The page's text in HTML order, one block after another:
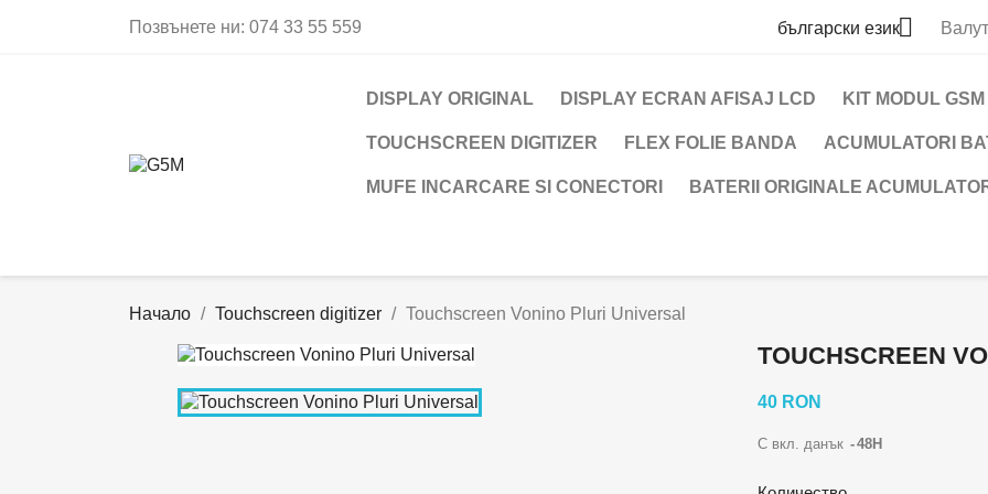
Позвънете ни: 074 33 55 559 български език
DISPLAY ORIGINAL DISPLAY ECRAN AFISAJ LCD KIT MODUL
TOUCHSCREEN DIGITIZER FLEX FOLIE BANDA ACUMULATORI
MUFE INCARCARE SI CONECTORI BATERII ORIGINALE
Начало Touchscreen digitizer Touchscreen Vonino Pluri Universal
TOUCHSCREEN
40 RON
С вкл. данък 48H